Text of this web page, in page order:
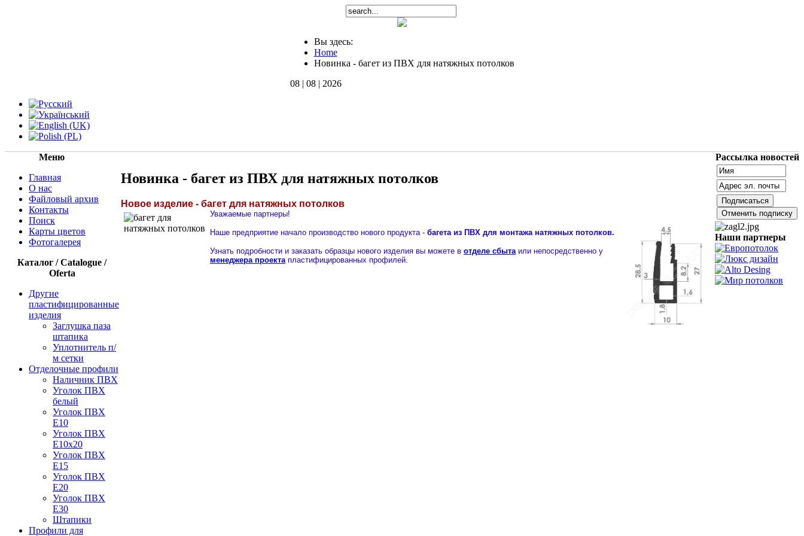
Вы здесь:
Home
Новинка - багет из ПВХ для натяжных потолков
08 | 08 | 2026
Меню
Главная
О нас
Файловый архив
Контакты
Поиск
Карты цветов
Фотогалерея
Каталог / Catalogue /
Oferta
Другие
пластифицированные
изделия
Заглушка паза
штапика
Уплотнитель п/
м сетки
Отделочные профили
Наличник ПВХ
Уголок ПВХ
белый
Уголок ПВХ
Е10
Уголок ПВХ
Е10x20
Уголок ПВХ
Е15
Уголок ПВХ
Е20
Уголок ПВХ
Е30
Штапики
Профили для
Новинка - багет из ПВХ для натяжных потолков
Новое изделие - багет для натяжных потолков
Уважаемые партнеры!
Наше предприятие начало производство нового продукта - багета из ПВХ для монтажа натяжных потолков.
Узнать подробности и заказать образцы нового изделия вы можете в отделе сбыта или непосредственно у
менеджера проекта пластифицированных профилей.
Рассылка новостей
Наши партнеры